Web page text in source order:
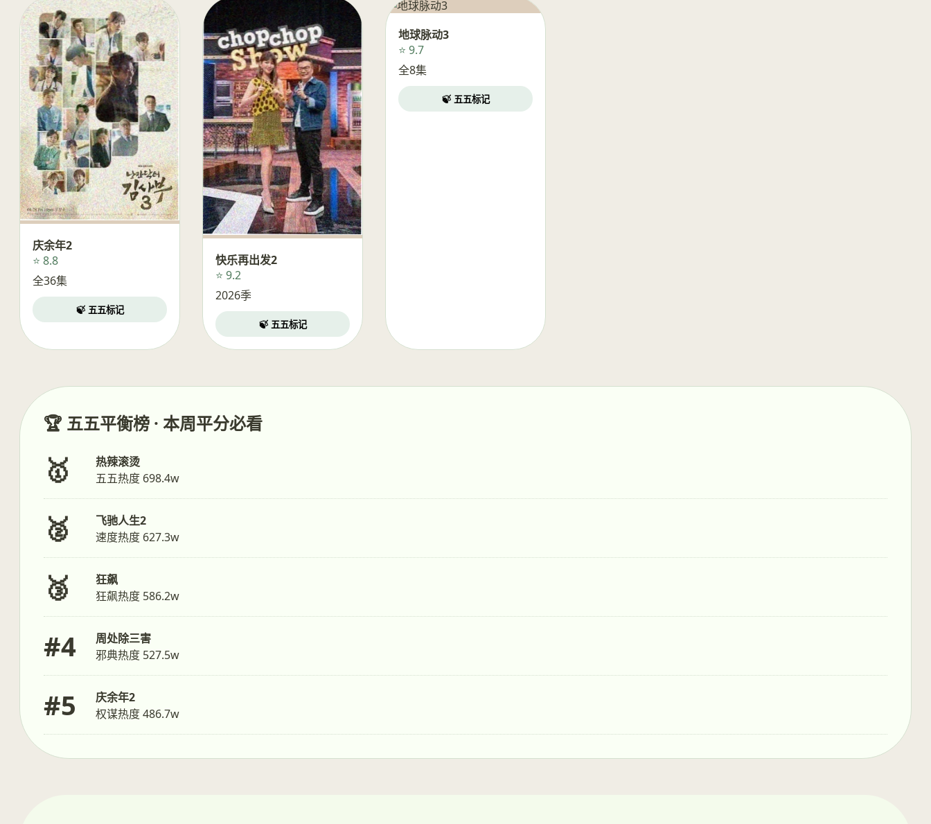
庆余年2
⭐ 8.8
全36集
🍃 五五标记
快乐再出发2
⭐ 9.2
2026季
🍃 五五标记
地球脉动3
⭐ 9.7
全8集
🍃 五五标记
🏆 五五平衡榜 · 本周平分必看
🥇
热辣滚烫
五五热度 698.4w
🥈
飞驰人生2
速度热度 627.3w
🥉
狂飙
狂飙热度 586.2w
#4
周处除三害
邪典热度 527.5w
#5
庆余年2
权谋热度 486.7w